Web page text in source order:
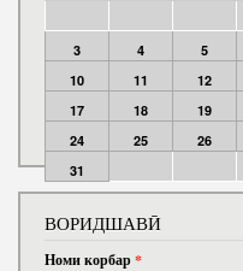
3
4 5
10
11 12
17
18 19
24
25 26
31
ВОРИДШАВӢ
Номи корбар*